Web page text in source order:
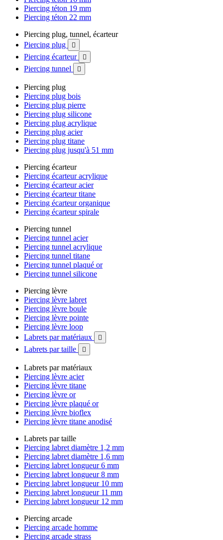
Piercing téton 19 mm
Piercing téton 22 mm
Piercing plug, tunnel, écarteur
Piercing plug

Piercing écarteur 
Piercing tunnel 
Piercing plug
Piercing plug bois
Piercing plug pierre
Piercing plug silicone
Piercing plug acrylique
Piercing plug acier
Piercing plug titane
Piercing plug jusqu'à 51 mm
Piercing écarteur
Piercing écarteur acrylique
Piercing écarteur acier
Piercing écarteur titane
Piercing écarteur organique
Piercing écarteur spirale
Piercing tunnel
Piercing tunnel acier
Piercing tunnel acrylique
Piercing tunnel titane
Piercing tunnel plaqué or
Piercing tunnel silicone
Piercing lèvre
Piercing lèvre labret
Piercing lèvre boule
Piercing lèvre pointe
Piercing lèvre loop
Labrets par matériaux

Labrets par taille 
Labrets par matériaux
Piercing lèvre acier
Piercing lèvre titane
Piercing lèvre or
Piercing lèvre plaqué or
Piercing lèvre bioflex
Piercing lèvre titane anodisé
Labrets par taille
Piercing labret diamètre 1,2 mm
Piercing labret diamètre 1,6 mm
Piercing labret longueur 6 mm
Piercing labret longueur 8 mm
Piercing labret longueur 10 mm
Piercing labret longueur 11 mm
Piercing labret longueur 12 mm
Piercing arcade
Piercing arcade homme
Piercing arcade strass